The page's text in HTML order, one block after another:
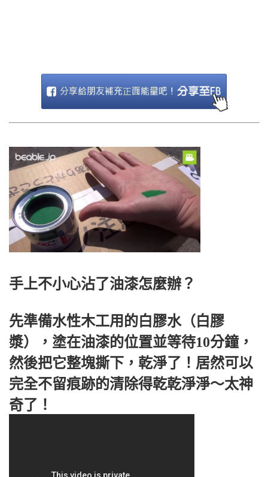
手上不小心沾了油漆怎麼辦？
先準備水性木工用的白膠水（白膠
漿），塗在油漆的位置並等待10分鐘，
然後把它整塊撕下，乾淨了！居然可以
完全不留痕跡的清除得乾乾淨淨～太神
奇了！